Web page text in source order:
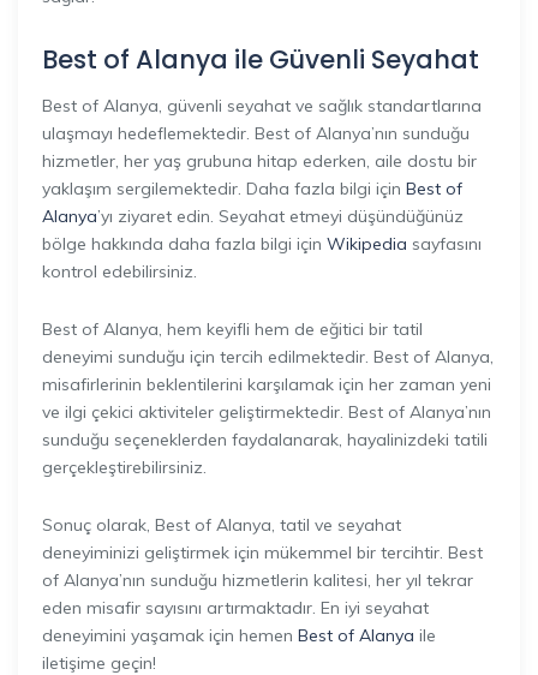
Best of Alanya ile Güvenli Seyahat
Best of Alanya, güvenli seyahat ve sağlık standartlarına
ulaşmayı hedeflemektedir. Best of Alanya’nın sunduğu
hizmetler, her yaş grubuna hitap ederken, aile dostu bir
yaklaşım sergilemektedir. Daha fazla bilgi için Best of
Alanya’yı ziyaret edin. Seyahat etmeyi düşündüğünüz
bölge hakkında daha fazla bilgi için Wikipedia sayfasını
kontrol edebilirsiniz.
Best of Alanya, hem keyifli hem de eğitici bir tatil
deneyimi sunduğu için tercih edilmektedir. Best of Alanya,
misafirlerinin beklentilerini karşılamak için her zaman yeni
ve ilgi çekici aktiviteler geliştirmektedir. Best of Alanya’nın
sunduğu seçeneklerden faydalanarak, hayalinizdeki tatili
gerçekleştirebilirsiniz.
Sonuç olarak, Best of Alanya, tatil ve seyahat
deneyiminizi geliştirmek için mükemmel bir tercihtir. Best
of Alanya’nın sunduğu hizmetlerin kalitesi, her yıl tekrar
eden misafir sayısını artırmaktadır. En iyi seyahat
deneyimini yaşamak için hemen Best of Alanya ile
iletişime geçin!